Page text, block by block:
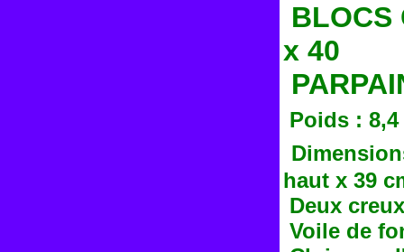
x 40
Poids :
haut x 39
Deux
Voile de